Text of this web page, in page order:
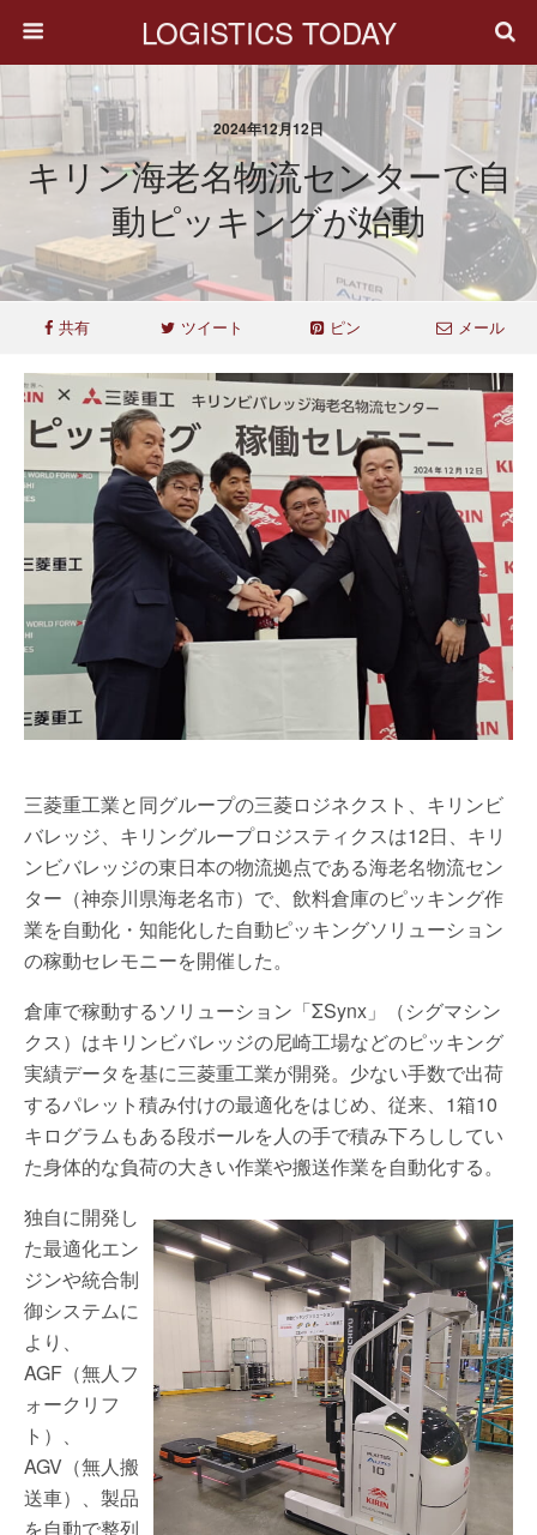
LOGISTICS TODAY
2024年12月12日
キリン海老名物流センターで自
動ピッキングが始動
共有 ツイート ピン メール
三菱重工業と同グループの三菱ロジネクスト、キリンビ
バレッジ、キリングループロジスティクスは12日、キリ
ンビバレッジの東日本の物流拠点である海老名物流セン
ター（神奈川県海老名市）で、飲料倉庫のピッキング作
業を自動化・知能化した自動ピッキングソリューション
の稼動セレモニーを開催した。
倉庫で稼動するソリューション「ΣSynx」（シグマシン
クス）はキリンビバレッジの尼崎工場などのピッキング
実績データを基に三菱重工業が開発。少ない手数で出荷
するパレット積み付けの最適化をはじめ、従来、1箱10
キログラムもある段ボールを人の手で積み下ろししてい
た身体的な負荷の大きい作業や搬送作業を自動化する。
独自に開発し
た最適化エン
ジンや統合制
御システムに
より、
AGF（無人フ
ォークリフ
ト）、
AGV（無人搬
送車）、製品
を自動で整列